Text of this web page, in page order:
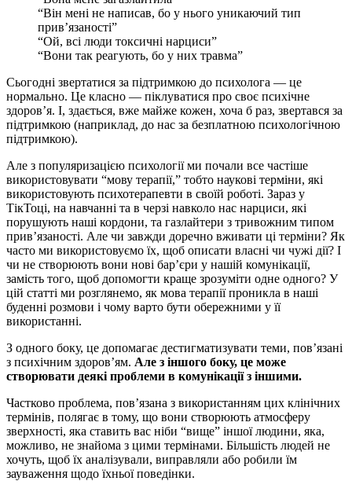
“Він мені не написав, бо у нього уникаючий тип
прив’язаності”
“Ой, всі люди токсичні нарциси”
“Вони так реагують, бо у них травма”
Сьогодні звертатися за підтримкою до психолога — це
нормально. Це класно — піклуватися про своє психічне
здоров’я. І, здається, вже майже кожен, хоча б раз, звертався за
підтримкою (наприклад, до нас за безплатною психологічною
підтримкою).
Але з популяризацією психології ми почали все частіше
використовувати “мову терапії,” тобто наукові терміни, які
використовують психотерапевти в своїй роботі. Зараз у
ТікТоці, на навчанні та в черзі навколо нас нарциси, які
порушують наші кордони, та газлайтери з тривожним типом
прив’язаності. Але чи завжди доречно вживати ці терміни? Як
часто ми використовуємо їх, щоб описати власні чи чужі дії? І
чи не створюють вони нові бар’єри у нашій комунікації,
замість того, щоб допомогти краще зрозуміти одне одного? У
цій статті ми розглянемо, як мова терапії проникла в наші
буденні розмови і чому варто бути обережними у її
використанні.
З одного боку, це допомагає дестигматизувати теми, пов’язані
з психічним здоров’ям. Але з іншого боку, це може
створювати деякі проблеми в комунікації з іншими.
Частково проблема, пов’язана з використанням цих клінічних
термінів, полягає в тому, що вони створюють атмосферу
зверхності, яка ставить вас ніби “вище” іншої людини, яка,
можливо, не знайома з цими термінами. Більшість людей не
хочуть, щоб їх аналізували, виправляли або робили їм
зауваження щодо їхньої поведінки.